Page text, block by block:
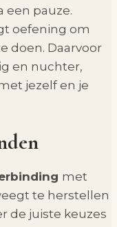
een pauze.
oefening om
doen. Daarvoor
en nuchter,
jezelf en je
met
te herstellen
de juiste keuzes